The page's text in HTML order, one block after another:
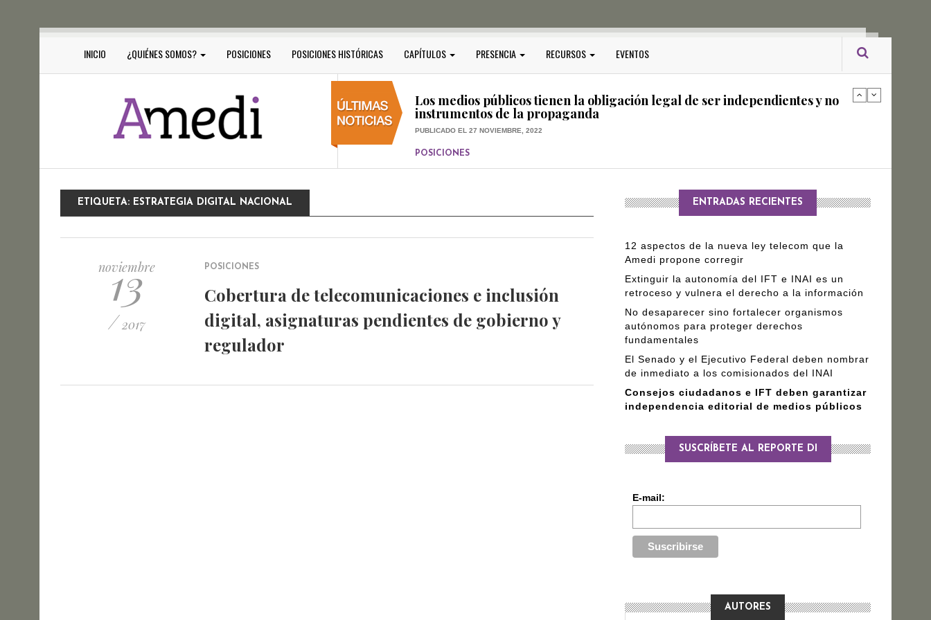
INICIO ¿QUIÉNES SOMOS? POSICIONES POSICIONES HISTÓRICAS CAPÍTULOS PRESENCIA RECURSOS EVENTOS
PUBLICADO EL 17 DICIEMBRE, 2022
Los medios públicos tienen la obligación legal de ser independientes y no
instrumentos de la propaganda
PUBLICADO EL 27 NOVIEMBRE, 2022
POSICIONES
Consejos ciudadanos e IFT deben garantizar independencia editorial de
ETIQUETA: ESTRATEGIA DIGITAL NACIONAL
noviembre
13
/ 2017
POSICIONES
Cobertura de telecomunicaciones e inclusión
digital, asignaturas pendientes de gobierno y
regulador
ENTRADAS RECIENTES
12 aspectos de la nueva ley telecom que la
Amedi propone corregir
Extinguir la autonomía del IFT e INAI es un
retroceso y vulnera el derecho a la información
No desaparecer sino fortalecer organismos
autónomos para proteger derechos
fundamentales
El Senado y el Ejecutivo Federal deben nombrar
de inmediato a los comisionados del INAI
Consejos ciudadanos e IFT deben garantizar
independencia editorial de medios públicos
SUSCRÍBETE AL REPORTE DI
E-mail:
AUTORES